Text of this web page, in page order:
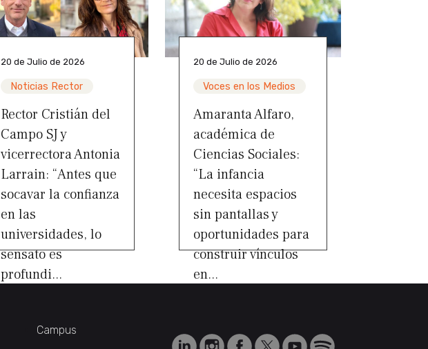
20 de Julio de 2026
Noticias Rector
Rector Cristián del
Campo SJ y
vicerrectora Antonia
Larrain: “Antes que
socavar la confianza
en las
universidades, lo
sensato es
profundi...
20 de Julio de 2026
Voces en los Medios
Amaranta Alfaro,
académica de
Ciencias Sociales:
“La infancia
necesita espacios
sin pantallas y
oportunidades para
construir vínculos
en...
Campus